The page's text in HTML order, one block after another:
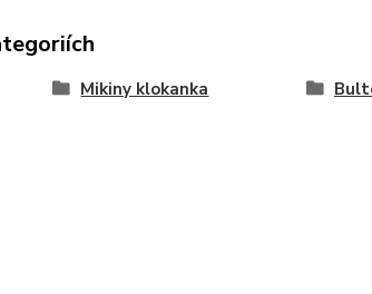
Mikiny klokanka